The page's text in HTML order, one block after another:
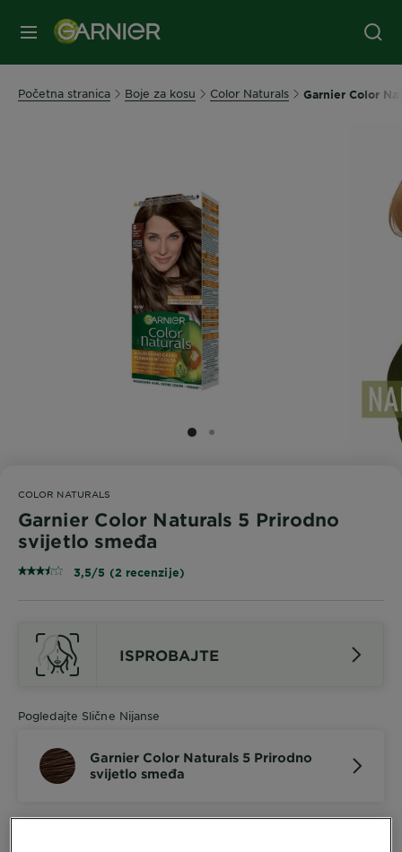
IZBORNIK
Početna stranica Boje za kosu Color Naturals Garnier Color
SLIDE 1
SLIDE 2
COLOR NATURALS
Garnier Color Naturals 5 Prirodno
svijetlo smeđa
3,5/5 (2 recenzije)
ISPROBAJTE
Pogledajte Slične Nijanse
Garnier Color Naturals 5 Prirodno
svijetlo smeđa